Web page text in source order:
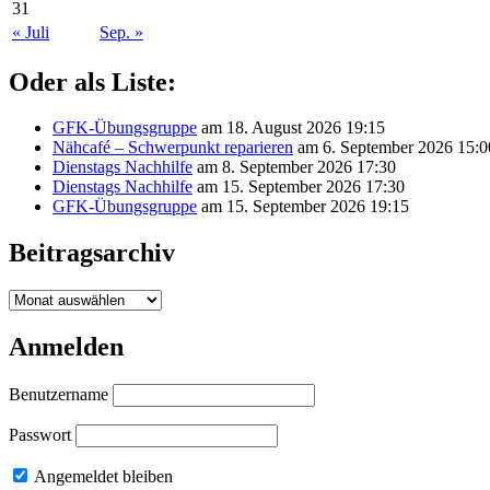
31
« Juli
Sep. »
Oder als Liste:
GFK-Übungsgruppe am 18. August 2026 19:15
Nähcafé – Schwerpunkt reparieren am 6. September 2026
Dienstags Nachhilfe am 8. September 2026 17:30
Dienstags Nachhilfe am 15. September 2026 17:30
GFK-Übungsgruppe am 15. September 2026 19:15
Beitragsarchiv
Beitragsarchiv
Anmelden
Benutzername
Passwort
Angemeldet bleiben